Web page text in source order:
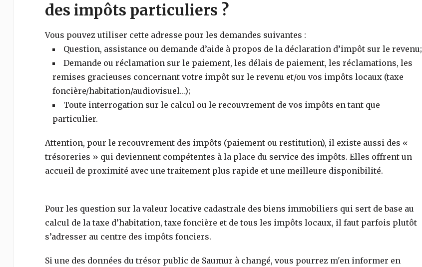
des impôts particuliers ?
Vous pouvez utiliser cette adresse pour les demandes suivantes :
Question, assistance ou demande d’aide à propos de la déclaration d’impôt sur le revenu;
Demande ou réclamation sur le paiement, les délais de paiement, les réclamations, les
remises gracieuses concernant votre impôt sur le revenu et/ou vos impôts locaux (taxe
foncière/habitation/audiovisuel…);
Toute interrogation sur le calcul ou le recouvrement de vos impôts en tant que
particulier.
Attention, pour le recouvrement des impôts (paiement ou restitution), il existe aussi des «
trésoreries » qui deviennent compétentes à la place du service des impôts. Elles offrent un
accueil de proximité avec une traitement plus rapide et une meilleure disponibilité.
Pour les question sur la valeur locative cadastrale des biens immobiliers qui sert de base au
calcul de la taxe d’habitation, taxe foncière et de tous les impôts locaux, il faut parfois plutôt
s’adresser au centre des impôts fonciers.
Si une des données du trésor public de Saumur à changé, vous pourrez m'en informer en